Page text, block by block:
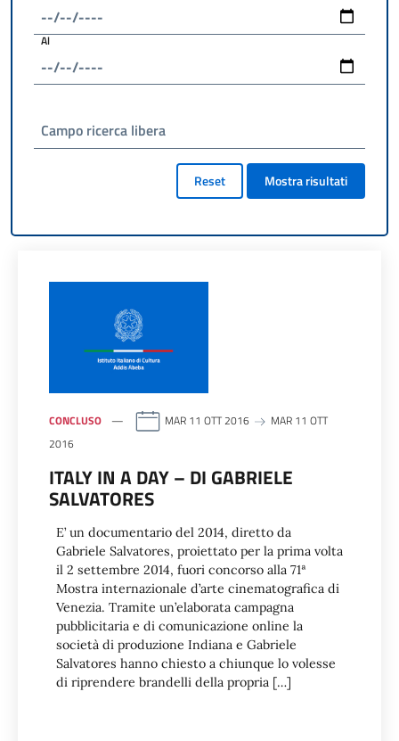
Al
Campo ricerca libera
Reset Mostra risultati
CONCLUSO MAR 11 OTT 2016
MAR 11 OTT
2016
ITALY IN A DAY – DI GABRIELE
SALVATORES
E’ un documentario del 2014, diretto da
Gabriele Salvatores, proiettato per la prima volta
il 2 settembre 2014, fuori concorso alla 71ª
Mostra internazionale d’arte cinematografica di
Venezia. Tramite un’elaborata campagna
pubblicitaria e di comunicazione online la
società di produzione Indiana e Gabriele
Salvatores hanno chiesto a chiunque lo volesse
di riprendere brandelli della propria […]